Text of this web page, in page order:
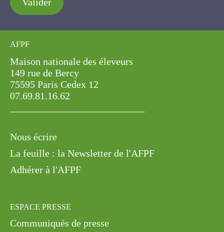
AFPF
Maison nationale des éleveurs
149 rue de Bercy
75595 Paris Cedex 12
07.69.81.16.62
Nous écrire
La feuille : la Newsletter de l'AFPF
Adhérer à l'AFPF
ESPACE PRESSE
Communiqués de presse